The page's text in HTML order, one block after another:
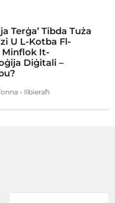
Terġa’ Tibda Tuża
U L-Kotba Fl-
Minflok It-
Diġitali –
• Ilbieraħ